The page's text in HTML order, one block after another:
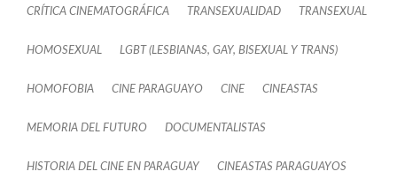
CRÍTICA CINEMATOGRÁFICA TRANSEXUALIDAD TRANSEXUAL
HOMOSEXUAL LGBT (LESBIANAS, GAY, BISEXUAL Y TRANS)
HOMOFOBIA CINE PARAGUAYO CINE CINEASTAS
MEMORIA DEL FUTURO DOCUMENTALISTAS
HISTORIA DEL CINE EN PARAGUAY CINEASTAS PARAGUAYOS